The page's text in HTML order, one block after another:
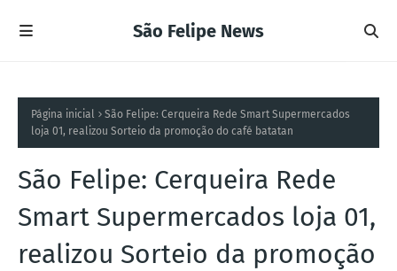
São Felipe News
Página inicial
São Felipe: Cerqueira Rede Smart Supermercados
loja 01, realizou Sorteio da promoção do café batatan
São Felipe: Cerqueira Rede
Smart Supermercados loja 01,
realizou Sorteio da promoção